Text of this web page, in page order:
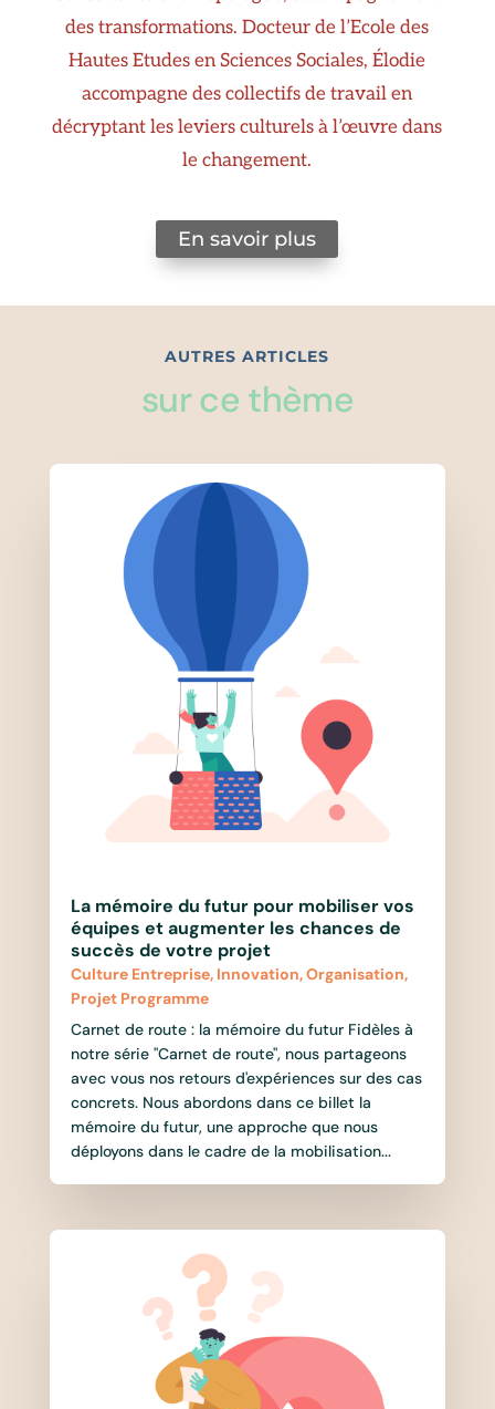
des transformations. Docteur de l’Ecole des
Hautes Etudes en Sciences Sociales, Élodie
accompagne des collectifs de travail en
décryptant les leviers culturels à l’œuvre dans
le changement.
En savoir plus
AUTRES ARTICLES
sur ce thème
La mémoire du futur pour mobiliser vos
équipes et augmenter les chances de
succès de votre projet
Culture Entreprise, Innovation,Organisation,
Projet Programme
Carnet de route : la mémoire du futur Fidèles à
notre série "Carnet de route", nous partageons
avec vous nos retours d'expériences sur des cas
concrets. Nous abordons dans ce billet la
mémoire du futur, une approche que nous
déployons dans le cadre de la mobilisation...